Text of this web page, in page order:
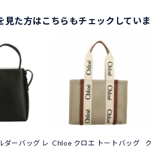
見た方はこちらもチェックしてい
ダーバッグ レ Chloe クロエ トートバッグ